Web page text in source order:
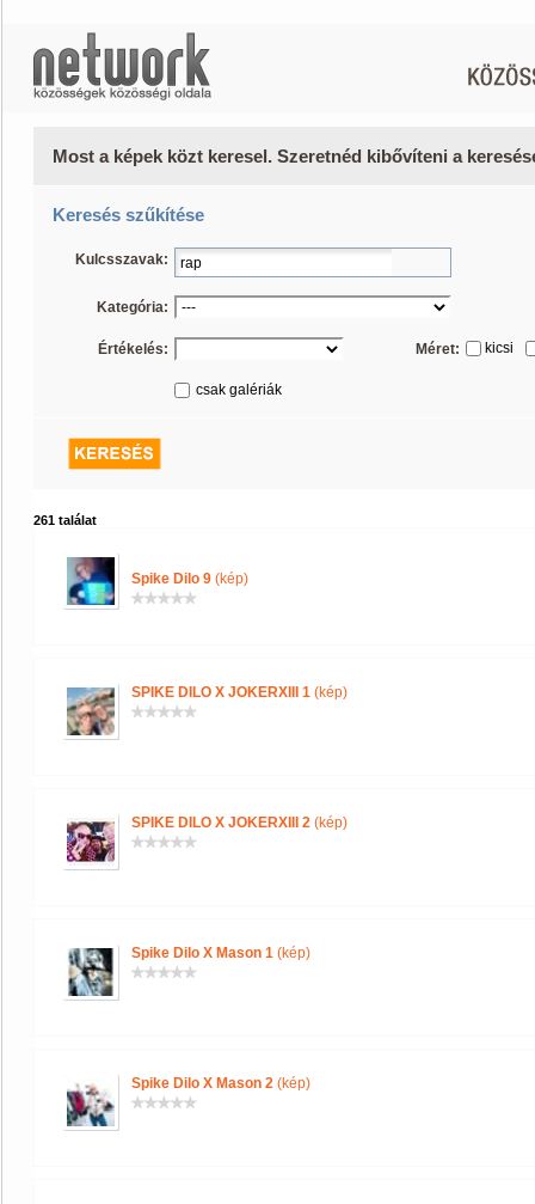
Most a képek közt keresel. Szeretnéd kibővíteni a
Keresés szűkítése
Kulcsszavak:
Kategória:
Értékelés: Méret: kicsi
csak galériák
261 találat
Spike Dilo 9 (kép)
SPIKE DILO X JOKERXIII 1 (kép)
SPIKE DILO X JOKERXIII 2 (kép)
Spike Dilo X Mason 1 (kép)
Spike Dilo X Mason 2 (kép)